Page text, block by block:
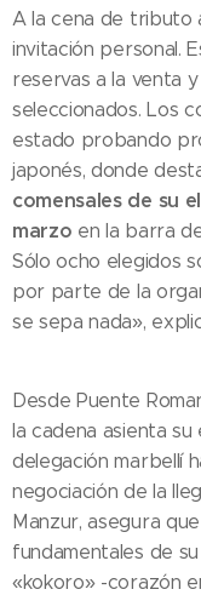
A la cena de tributo
invitación personal.
reservas a la venta
seleccionados. Los
estado probando
japonés, donde
comensales de su
marzo en la barra
Sólo ocho elegidos
por parte de la
se sepa nada»,
Desde Puente
la cadena asienta su
delegación marbellí
negociación de la
Manzur, asegura
fundamentales de
«kokoro» -corazón